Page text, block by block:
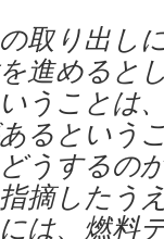
取り出し
進めると
うことは
るという
うするの
摘したう
は、燃料